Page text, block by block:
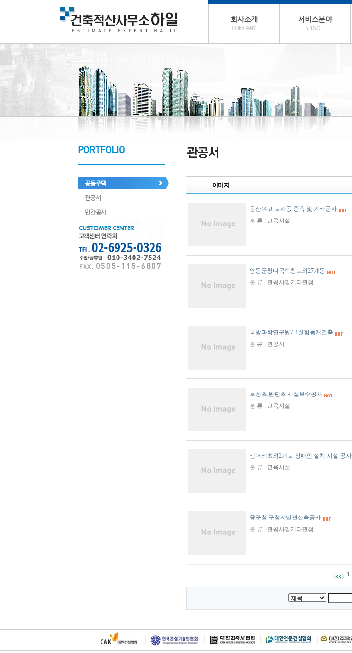
회사소개
COMPANY
서비스분야
SERVICE
공동주택
관공서
민간공사
이미지
둔산여고 교사동 증축 및 기타공사
분 류 : 교육시설
영동군청다목적창고외27개동
분 류 : 관공사및기타관청
국방과학연구원7-1실험동재건축
분 류 : 관공서
보성초,원평초 시설보수공사
분 류 : 교육시설
샘머리초외2개교 장애인 설치 시설 공사
분 류 : 교육시설
중구청 구청사별관신축공사
분 류 : 관공사및기타관청
1